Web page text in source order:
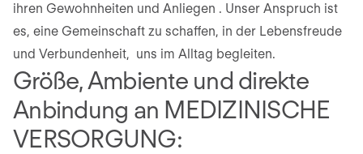
ihren Gewohnheiten und Anliegen . Unser Anspruch ist
es, eine Gemeinschaft zu schaffen, in der Lebensfreude
und Verbundenheit, uns im Alltag begleiten.
Größe, Ambiente und direkte
Anbindung an MEDIZINISCHE
VERSORGUNG: